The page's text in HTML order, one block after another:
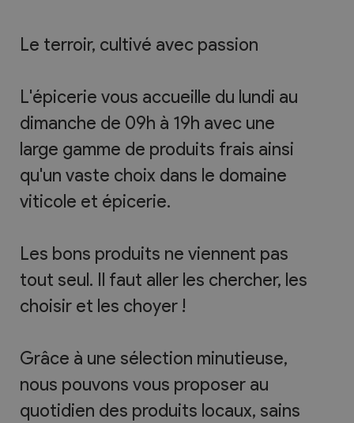
Le terroir, cultivé avec passion
L'épicerie vous accueille du lundi au
dimanche de 09h à 19h avec une
large gamme de produits frais ainsi
qu'un vaste choix dans le domaine
viticole et épicerie.
Les bons produits ne viennent pas
tout seul. Il faut aller les chercher, les
choisir et les choyer !
​​Grâce à une sélection minutieuse,
nous pouvons vous proposer au
quotidien des produits locaux, sains